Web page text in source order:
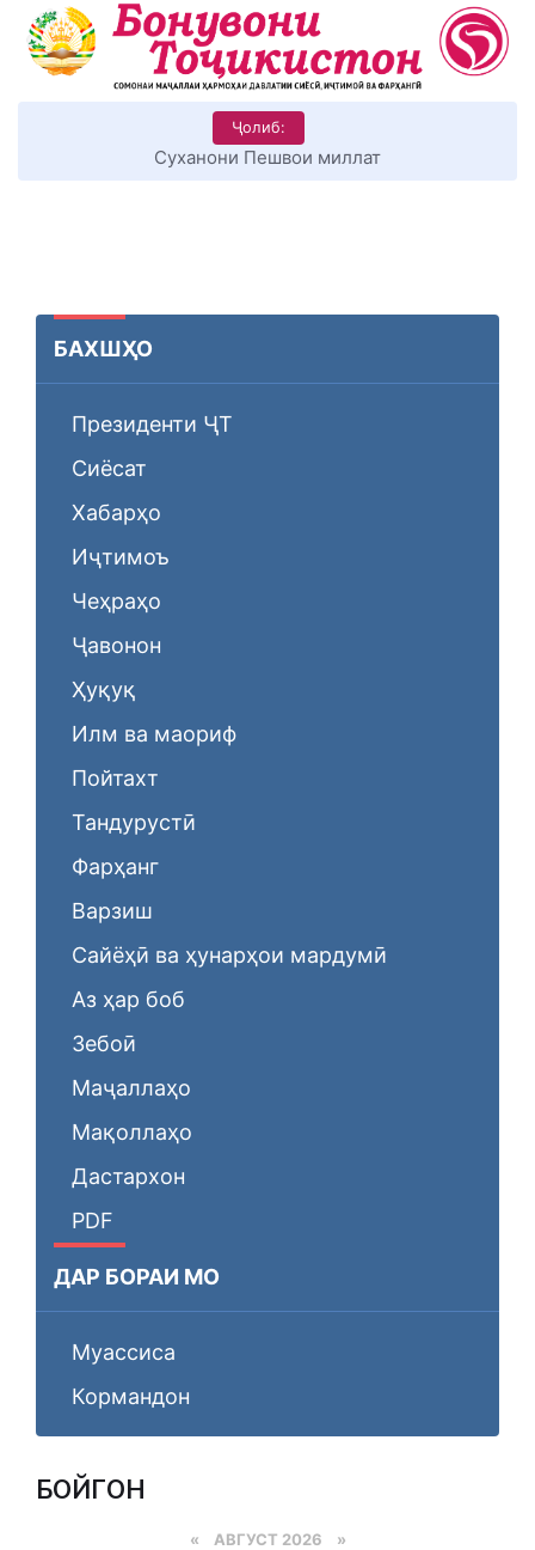
Ҷолиб:
КИТОБХОНИРО ДАР ХУД ТАШАККУЛ ДИҲЕМ
БАХШҲО
Президенти ҶТ
Сиёсат
Хабарҳо
Иҷтимоъ
Чеҳраҳо
Ҷавонон
Ҳуқуқ
Илм ва маориф
Пойтахт
Тандурустӣ
Фарҳанг
Варзиш
Сайёҳӣ ва ҳунарҳои мардумӣ
Аз ҳар боб
Зебоӣ
Маҷаллаҳо
Мақоллаҳо
Дастархон
PDF
ДАР БОРАИ МО
Муассиса
Кормандон
БОЙГОНӢ
« АВГУСТ 2026 »